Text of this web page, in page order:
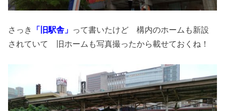
さっき 「旧駅舎」 って書いたけど 構内のホームも新設
されていて 旧ホームも写真撮ったから載せておくね！